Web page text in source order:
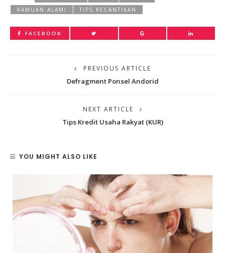
RAMUAN ALAMI
TIPS KECANTIKAN
FACEBOOK
PREVIOUS ARTICLE
Defragment Ponsel Andorid
NEXT ARTICLE
Tips Kredit Usaha Rakyat (KUR)
YOU MIGHT ALSO LIKE